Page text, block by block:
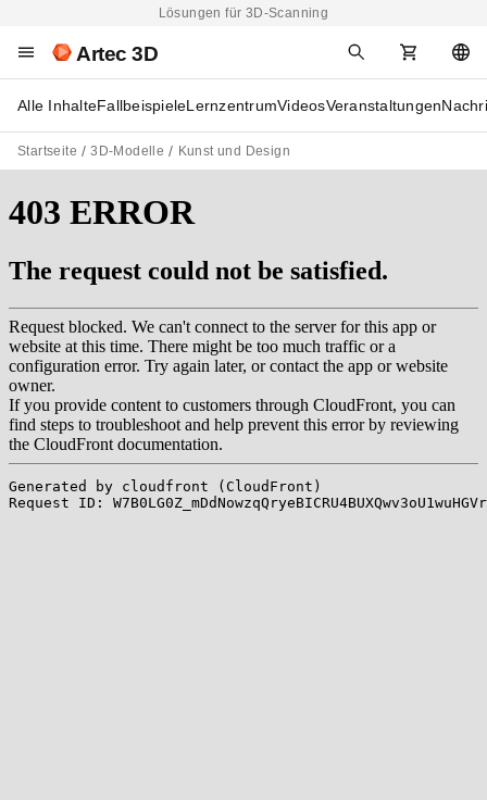
Lösungen für 3D-Scanning
Artec 3D
Alle InhalteFallbeispieleLernzentrumVideosVeranstaltungen
Startseite 3D-Modelle Kunst und Design